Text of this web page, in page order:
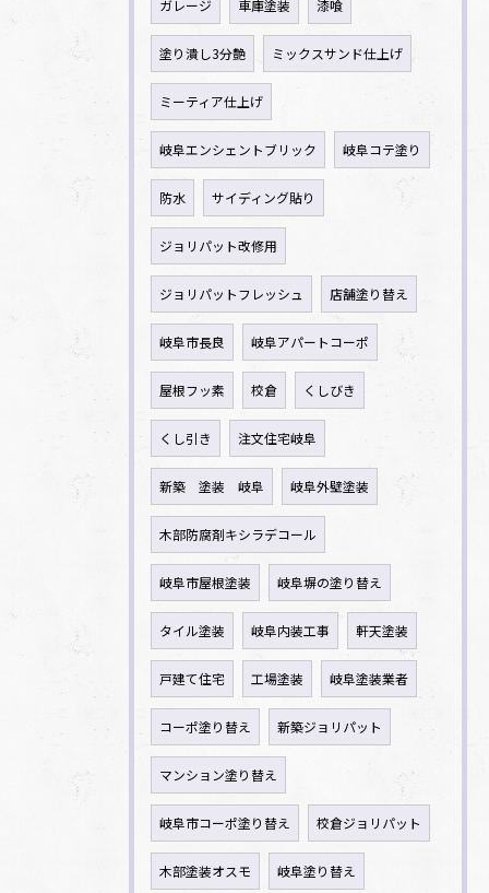
ガレージ 車庫塗装 漆喰
塗り潰し3分艶 ミックスサンド仕上げ
ミーティア仕上げ
岐阜エンシェントブリック 岐阜コテ塗り
防水 サイディング貼り
ジョリパット改修用
ジョリパットフレッシュ 店舗塗り替え
岐阜市長良 岐阜アパートコーポ
屋根フッ素 校倉 くしびき
くし引き 注文住宅岐阜
新築 塗装 岐阜 岐阜外壁塗装
木部防腐剤キシラデコール
岐阜市屋根塗装 岐阜塀の塗り替え
タイル塗装 岐阜内装工事 軒天塗装
戸建て住宅 工場塗装 岐阜塗装業者
コーポ塗り替え 新築ジョリパット
マンション塗り替え
岐阜市コーポ塗り替え 校倉ジョリパット
木部塗装オスモ 岐阜塗り替え